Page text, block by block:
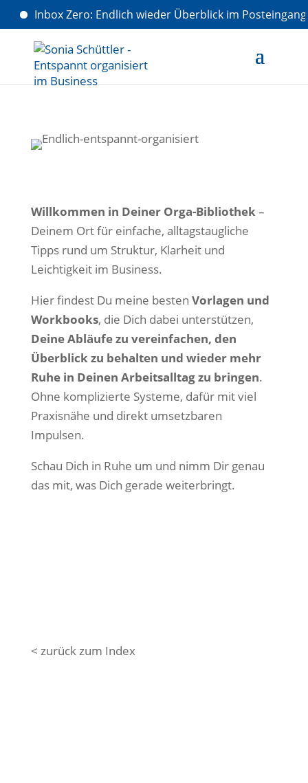
Inbox Zero: Endlich wieder Überblick im Posteingang.
Willkommen in Deiner Orga-Bibliothek–
Deinem Ort für einfache, alltagstaugliche
Tipps rund um Struktur, Klarheit und
Leichtigkeit im Business.
Hier findest Du meine besten Vorlagen und
Workbooks, die Dich dabei unterstützen,
Deine Abläufe zu vereinfachen, den
Überblick zu behalten und wieder mehr
Ruhe in Deinen Arbeitsalltag zu bringen.
Ohne komplizierte Systeme, dafür mit viel
Praxisnähe und direkt umsetzbaren
Impulsen.
Schau Dich in Ruhe um und nimm Dir genau
das mit, was Dich gerade weiterbringt.
< zurück zum Index